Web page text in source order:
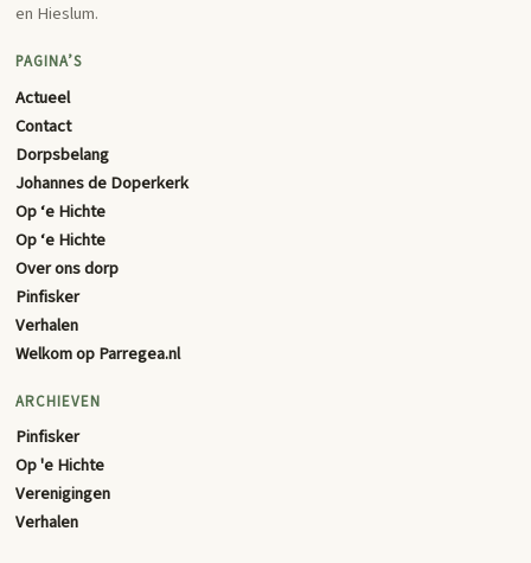
en Hieslum.
PAGINA’S
Actueel
Contact
Dorpsbelang
Johannes de Doperkerk
Op ‘e Hichte
Op ‘e Hichte
Over ons dorp
Pinfisker
Verhalen
Welkom op Parregea.nl
ARCHIEVEN
Pinfisker
Op 'e Hichte
Verenigingen
Verhalen